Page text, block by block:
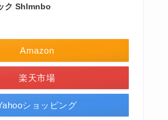
ク Shlmnbo
Amazon
楽天市場
ショッピング